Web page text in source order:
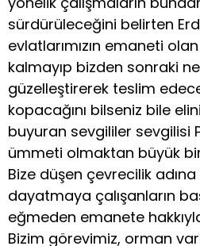
sürdürüleceğini belirten
evlatlarımızın emaneti
kalmayıp bizden sonraki
güzelleştirerek teslim
kopacağını bilseniz bile
buyuran sevgililer sevgilisi
ümmeti olmaktan büyük
Bize düşen çevrecilik
dayatmaya çalışanların
eğmeden emanete
Bizim görevimiz, orman